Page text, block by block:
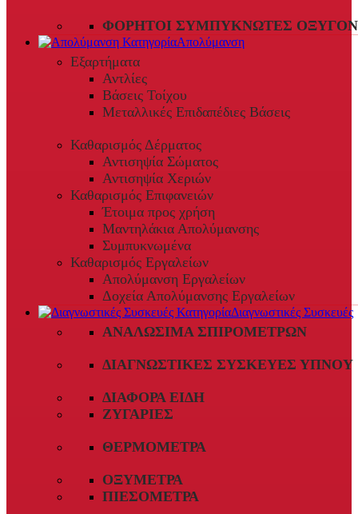
ΦΟΡΗΤΟΊ ΣΥΜΠΥΚΝΩΤΈΣ
Απολύμανση
Εξαρτήματα
Αντλίες
Βάσεις Τοίχου
Μεταλλικές Επιδαπέδιες Βάσεις
Καθαρισμός Δέρματος
Αντισηψία Σώματος
Αντισηψία Χεριών
Καθαρισμός Επιφανειών
Έτοιμα προς χρήση
Μαντηλάκια Απολύμανσης
Συμπυκνωμένα
Καθαρισμός Εργαλείων
Απολύμανση Εργαλείων
Δοχεία Απολύμανσης Εργαλείων
Διαγνωστικές Συσκευές
ΑΝΑΛΏΣΙΜΑ ΣΠΙΡΟΜΈΤΡΩΝ
ΔΙΑΓΝΩΣΤΙΚΈΣ ΣΥΣΚΕΥΈΣ ΎΠΝΟΥ
ΔΙΆΦΟΡΑ ΕΊΔΗ
ΖΥΓΑΡΙΈΣ
ΘΕΡΜΌΜΕΤΡΑ
ΟΞΎΜΕΤΡΑ
ΠΙΕΣΌΜΕΤΡΑ